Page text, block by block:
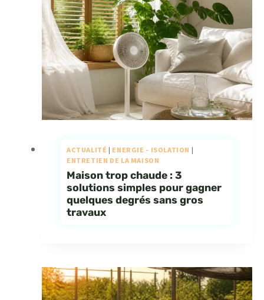
ACTUALITÉ | ENERGIE - ISOLATION |
ENTRETIEN DE LA MAISON
Maison trop chaude : 3
solutions simples pour gagner
quelques degrés sans gros
travaux